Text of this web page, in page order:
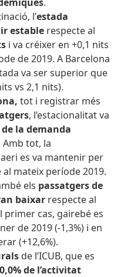
l’estada
estable respecte al
i va créixer en +0,1 nits
de 2019. A Barcelona
va ser superior que
vs 2,1 nits).
, tot i registrar més
, l’estacionalitat va
la demanda
tot, la
es va mantenir per
al mateix període 2019.
els passatgers de
baixar respecte al
primer cas, gairebé es
de 2019 (-1,3%) i en
(+12,6%).
de l’ICUB, que es
de l’activitat